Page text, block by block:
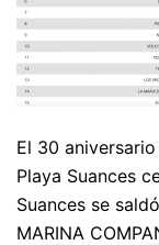
El 30
Playa Suances
Suances se
MARINA